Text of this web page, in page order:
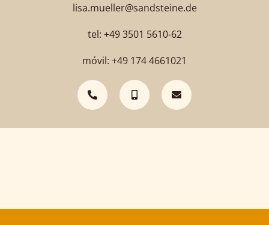
lisa.mueller@sandsteine.de
tel: +49 3501 5610-62
móvil: +49 174 4661021